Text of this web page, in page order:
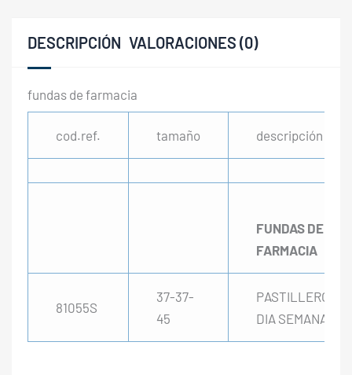
DESCRIPCIÓN VALORACIONES (0)
fundas de farmacia
cod.ref. tamaño descripción
FUNDAS DE
FARMACIA
81055S
37-37-
45
PASTILLERO
DIA SEMANA